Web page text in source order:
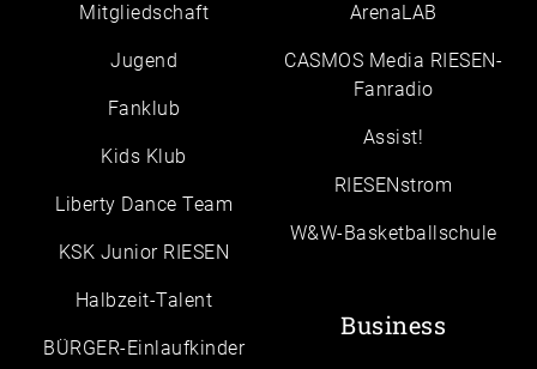
Mitgliedschaft
Jugend
Fanklub
Kids Klub
Liberty Dance Team
KSK Junior RIESEN
Halbzeit-Talent
BÜRGER-Einlaufkinder
ArenaLAB
CASMOS Media RIESEN-
Fanradio
Assist!
RIESENstrom
W&W-Basketballschule
Business